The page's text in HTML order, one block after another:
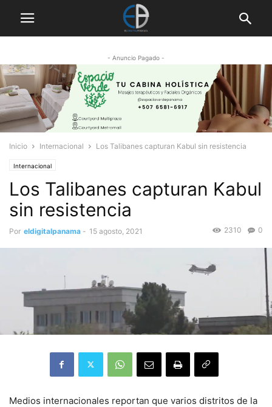
- Anuncio Pagado -
Inicio Internacional Los Talibanes capturan Kabul sin resistencia
Internacional
Los Talibanes capturan Kabul
sin resistencia
Por eldigitalpanama - 15 agosto, 2021 0
2310
Medios internacionales reportan que varios distritos de la